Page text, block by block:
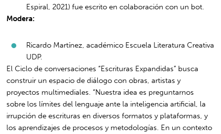
Espiral, 2021) fue escrito en colaboración con un bot.
Modera:
Ricardo Martínez, académico Escuela Literatura Creativa
UDP.
El Ciclo de conversaciones “Escrituras Expandidas” busca
construir un espacio de diálogo con obras, artistas y
proyectos multimediales. “Nuestra idea es preguntarnos
sobre los límites del lenguaje ante la inteligencia artificial, la
irrupción de escrituras en diversos formatos y plataformas, y
los aprendizajes de procesos y metodologías. En un contexto